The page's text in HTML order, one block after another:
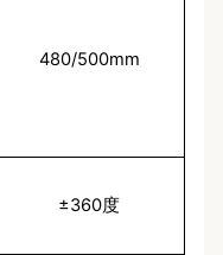
480/500mm
±360度